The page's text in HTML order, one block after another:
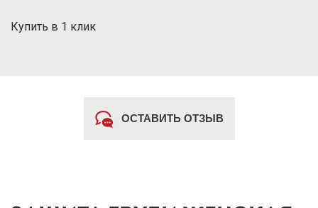
Купить в 1 клик
ОСТАВИТЬ ОТЗЫВ